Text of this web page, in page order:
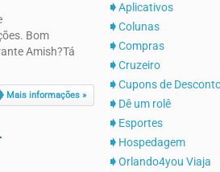
Bom
Amish?Tá
Mais informações »
Aplicativos
Colunas
Compras
Cruzeiro
Cupons de
Dê um rolê
Esportes
Hospedagem
Orlando4you Viaja